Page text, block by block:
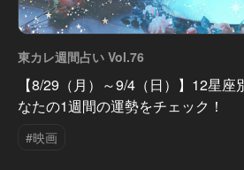
東カレ週間占い Vol.76
【8/29（月）～9/4（日）】12星座
なたの1週間の運勢をチェック！
#映画